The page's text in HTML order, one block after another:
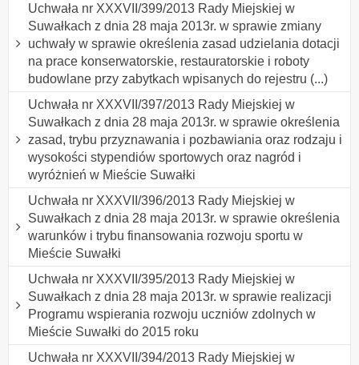
Uchwała nr XXXVII/399/2013 Rady Miejskiej w
Suwałkach z dnia 28 maja 2013r. w sprawie zmiany
uchwały w sprawie określenia zasad udzielania dotacji
na prace konserwatorskie, restauratorskie i roboty
budowlane przy zabytkach wpisanych do rejestru (...)
Uchwała nr XXXVII/397/2013 Rady Miejskiej w
Suwałkach z dnia 28 maja 2013r. w sprawie określenia
zasad, trybu przyznawania i pozbawiania oraz rodzaju i
wysokości stypendiów sportowych oraz nagród i
wyróżnień w Mieście Suwałki
Uchwała nr XXXVII/396/2013 Rady Miejskiej w
Suwałkach z dnia 28 maja 2013r. w sprawie określenia
warunków i trybu finansowania rozwoju sportu w
Mieście Suwałki
Uchwała nr XXXVII/395/2013 Rady Miejskiej w
Suwałkach z dnia 28 maja 2013r. w sprawie realizacji
Programu wspierania rozwoju uczniów zdolnych w
Mieście Suwałki do 2015 roku
Uchwała nr XXXVII/394/2013 Rady Miejskiej w